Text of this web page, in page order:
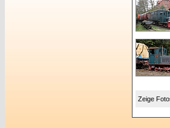
Zeige